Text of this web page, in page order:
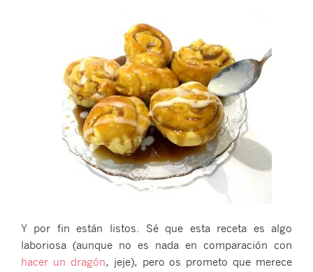
Y por fin están listos. Sé que esta receta es algo
laboriosa (aunque no es nada en comparación con
hacer un dragón, jeje), pero os prometo que merece